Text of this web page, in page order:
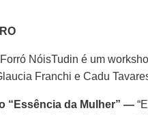
NóisTudin é um
Franchi e Cadu
“Essência da Mulher” —